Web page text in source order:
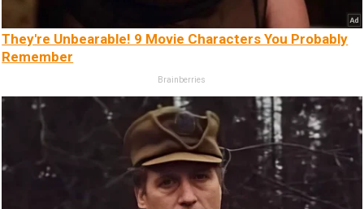
They're Unbearable! 9 Movie Characters You Probably
Remember
Brainberries